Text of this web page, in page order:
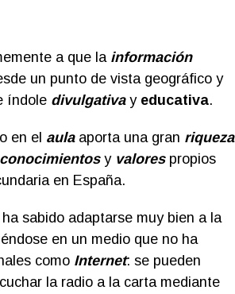
a que la información
un punto de vista geográfico y
índole divulgativa y educativa.
en el aula aporta una gran riqueza
conocimientosy valorespropios
en España.
sabido adaptarse muy bien a la
en un medio que no ha
como Internet: se pueden
la radio a la carta mediante